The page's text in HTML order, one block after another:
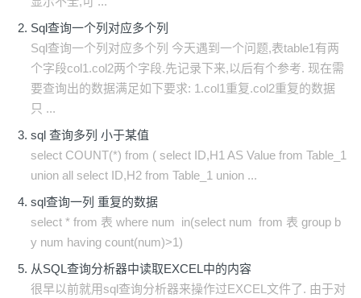
Sql查询一个列对应多个列
Sql查询一个列对应多个列 今天遇到一个问题,表table1有两
个字段col1.col2两个字段.先记录下来,以后有个参考. 现在需
要查询出的数据满足如下要求: 1.col1重复.col2重复的数据
只 ...
sql 查询多列 小于某值
select COUNT(*) from ( select ID,H1 AS Value from Table_1
union all select ID,H2 from Table_1 union ...
sql查询一列 重复的数据
select * from 表 where num in(select num from 表 group b
y num having count(num)>1)
从SQL查询分析器中读取EXCEL中的内容
很早以前就用sql查询分析器来操作过EXCEL文件了. 由于对